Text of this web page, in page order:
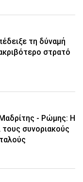
τη δύναμή
στρατό
- Ρώμης: Η
τους συνοριακούς